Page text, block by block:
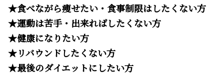
★食べながら痩せたい・食事制限はしたくない方
★運動は苦手・出来ればしたくない方
★健康になりたい方
★リバウンドしたくない方
★最後のダイエットにしたい方